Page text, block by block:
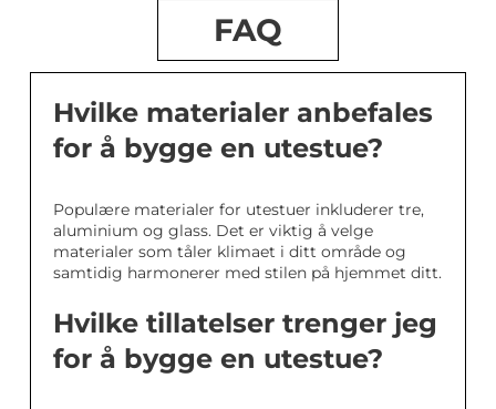
FAQ
Hvilke materialer anbefales
for å bygge en utestue?
Populære materialer for utestuer inkluderer tre,
aluminium og glass. Det er viktig å velge
materialer som tåler klimaet i ditt område og
samtidig harmonerer med stilen på hjemmet ditt.
Hvilke tillatelser trenger jeg
for å bygge en utestue?